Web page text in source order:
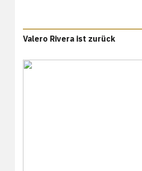
Valero Rivera ist zurück